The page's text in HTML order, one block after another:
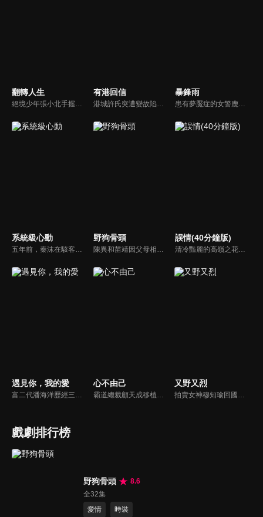
翻轉人生 有港回信
港城許氏突遭變故陷入絕境，養女許晚信求助婚約對象沈灝，反被沈家父子要脅。緊急關頭，沈家小叔沈顧以沈氏大股東身份歸來，並與許晚信簽訂契約婚姻助其應對危機，許家爺爺在看到許晚信和沈顧後，驚覺二人酷似當年的救國情侶林書意與沈故，在他們的相互扶持中，前世未盡的緣分也被緩緩揭開的故事。
暴鋒雨
患有夢魘症的女警鹿一多年來堅持暗中追查父親重傷昏迷的真相，意外結識了高冷女警林深，二人攜手破獲一系列離奇命案，情誼日漸深厚的同時，鹿一發現林深似與父親舊案有著千絲萬縷的關聯...
系統級心動 野狗骨頭 誤情(40分鐘版)
清冷豔麗的高嶺之花江時淺在遭受霸淩、暴力等一系列事件後，華麗蛻變逆襲歸來，用一場精心策劃強勢開啟自己的復仇之路，最終收穫內心救贖與愛情的故事。
遇見你，我的愛
富二代潘海洋歷經三次失敗婚姻，認為金錢阻礙愛情。唯第一任妻子陸雪怡真心待他。好友伊軒勸他隱藏身份。他在酒吧對芭蕾舞演員韓夢瑤一見鍾情。便化身業務經理與她相戀。熱戀中潘海洋決定娶韓夢瑤，卻在婚前發現韓夢瑤三年前曾是自己公司員工，進而揭開伊軒與韓夢瑤為還債設局圖謀他財產的陰謀...
心不由己
霸道總裁顧天成移植心臟後竟然愛上了職場對頭秘書林嘉琪，兩人逐漸在工作生活中意識到對方的心意，朝著共同的目標並肩作戰。
又野又烈
拍賣女神穆知瑜回國與繼母奪產，與神祕保鏢沈既白協議訂婚。兩人意外揭開身世翻轉：沈為穆家真繼承人，穆則是被換掉的孤女。面對繼母的偽畫陰謀與綁架，兩人智計合盟，沈更以神祕畫師身份深情守護。最終惡人伏法，兩人在反轉與博弈中假戲真做，攜手守護正義與真愛。
戲劇排行榜
野狗骨頭
8.6
全32集
愛情
時裝